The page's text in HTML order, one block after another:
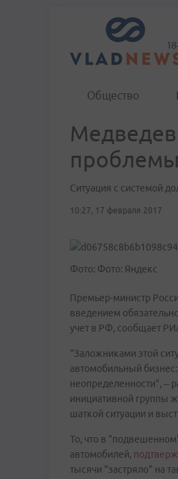
Общество
Ситуация с системой
10:27, 17 февраля 2017
Фото: Фото: Яндекс
Премьер-министр
введением
учет в РФ, сообщает
"Заложниками этой
автомобильный
неопределенности", –
инициативной группы
шаткой ситуации и
То, что в
автомобилей,
тысячи "застряло" на